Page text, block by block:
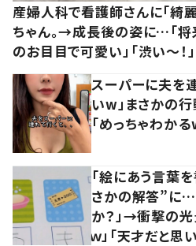
産婦人科で看護師さんに「綺
ちゃん。→成長後の姿に…「将
のお目目で可愛い」「渋い～！」
スーパーに夫を
いw」まさかの行
「めっちゃわか
「絵にあう言葉
さかの解答”に…
か？」→衝撃の光
ｗ」「天才だと思